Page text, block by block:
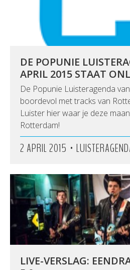
DE POPUNIE
APRIL 2015 STAAT
De Popunie Luisteragenda
boordevol met tracks van
Luister hier waar je deze
Rotterdam!
2 APRIL 2015 •
LIVE-VERSLAG: